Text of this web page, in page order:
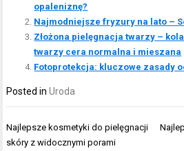
opaleniznę?
Najmodniejsze fryzury na lato –
Złożona pielęgnacja twarzy –
twarzy cera normalna i mieszana
Fotoprotekcja: kluczowe zasady
Posted inUroda
Nawigacja
wpisu
Najlepsze kosmetyki do pielęgnacji
skóry z widocznymi porami